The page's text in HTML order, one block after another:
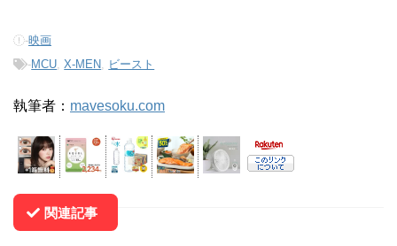
-映画
-MCU X-MEN ビースト
執筆者： mavesoku.com
関連記事